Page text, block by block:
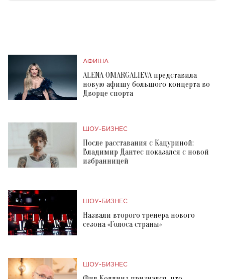
АФИША
ALENA OMARGALIEVA представила
новую афишу большого концерта во
Дворце спорта
ШОУ-БИЗНЕС
После расставания с Кацуриной:
Владимир Дантес показался с новой
избранницей
ШОУ-БИЗНЕС
Назвали второго тренера нового
сезона «Голоса страны»
ШОУ-БИЗНЕС